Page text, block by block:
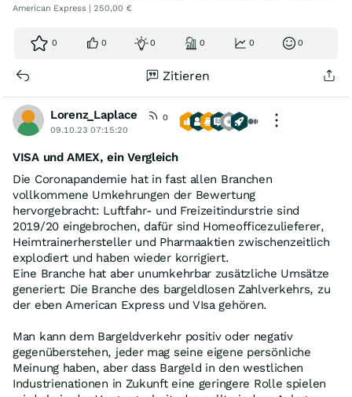
American Express | 250,00 €
0 0 0 0 0 0
Zitieren
Lorenz_Laplace
0
09.10.23 07:15:20
VISA und AMEX, ein Vergleich
Die Coronapandemie hat in fast allen Branchen
vollkommene Umkehrungen der Bewertung
hervorgebracht: Luftfahr- und Freizeitindurstrie sind
2019/20 eingebrochen, dafür sind Homeofficezulieferer,
Heimtrainerhersteller und Pharmaaktien zwischenzeitlich
explodiert und haben wieder korrigiert.
Eine Branche hat aber unumkehrbar zusätzliche Umsätze
generiert: Die Branche des bargeldlosen Zahlverkehrs, zu
der eben American Express und VIsa gehören.
Man kann dem Bargeldverkehr positiv oder negativ
gegenüberstehen, jeder mag seine eigene persönliche
Meinung haben, aber dass Bargeld in den westlichen
Industrienationen in Zukunft eine geringere Rolle spielen